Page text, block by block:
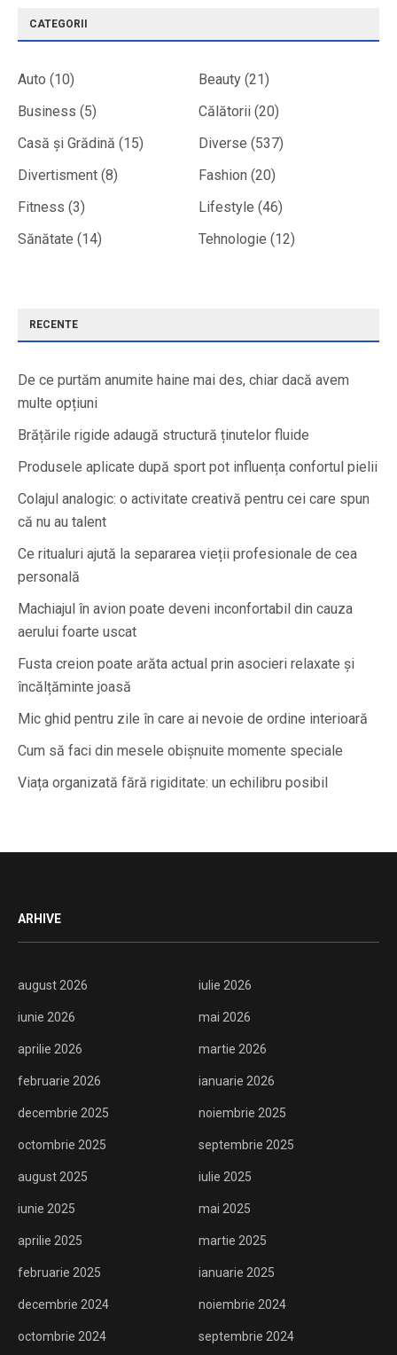
CATEGORII
Auto (10) Beauty (21)
Business (5) Călătorii (20)
Casă și Grădină (15) Diverse (537)
Divertisment (8) Fashion (20)
Fitness (3) Lifestyle (46)
Sănătate (14) Tehnologie (12)
RECENTE
De ce purtăm anumite haine mai des, chiar dacă avem
multe opțiuni
Brățările rigide adaugă structură ținutelor fluide
Produsele aplicate după sport pot influența confortul pielii
Colajul analogic: o activitate creativă pentru cei care spun
că nu au talent
Ce ritualuri ajută la separarea vieții profesionale de cea
personală
Machiajul în avion poate deveni inconfortabil din cauza
aerului foarte uscat
Fusta creion poate arăta actual prin asocieri relaxate și
încălțăminte joasă
Mic ghid pentru zile în care ai nevoie de ordine interioară
Cum să faci din mesele obișnuite momente speciale
Viața organizată fără rigiditate: un echilibru posibil
ARHIVE
august 2026 iulie 2026
iunie 2026 mai 2026
aprilie 2026 martie 2026
februarie 2026 ianuarie 2026
decembrie 2025 noiembrie 2025
octombrie 2025 septembrie 2025
august 2025 iulie 2025
iunie 2025 mai 2025
aprilie 2025 martie 2025
februarie 2025 ianuarie 2025
decembrie 2024 noiembrie 2024
octombrie 2024 septembrie 2024